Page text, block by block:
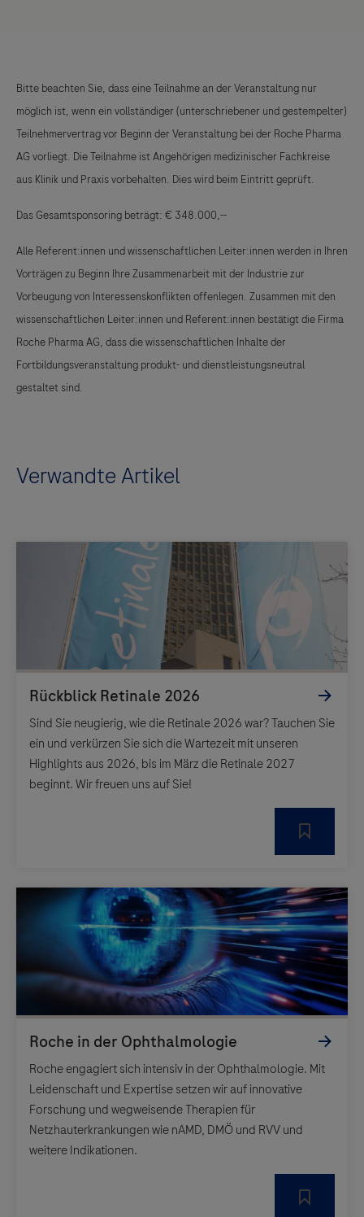
Bitte beachten Sie, dass eine Teilnahme an der Veranstaltung nur
möglich ist, wenn ein vollständiger (unterschriebener und gestempelter)
Teilnehmervertrag vor Beginn der Veranstaltung bei der Roche Pharma
AG vorliegt. Die Teilnahme ist Angehörigen medizinischer Fachkreise
aus Klinik und Praxis vorbehalten. Dies wird beim Eintritt geprüft.
Das Gesamtsponsoring beträgt: € 348.000,--
Alle Referent:innen und wissenschaftlichen Leiter:innen werden in Ihren
Vorträgen zu Beginn Ihre Zusammenarbeit mit der Industrie zur
Vorbeugung von Interessenskonflikten offenlegen. Zusammen mit den
wissenschaftlichen Leiter:innen und Referent:innen bestätigt die Firma
Roche Pharma AG, dass die wissenschaftlichen Inhalte der
Fortbildungsveranstaltung produkt- und dienstleistungsneutral
gestaltet sind.
Verwandte Artikel
Sind Sie neugierig, wie die Retinale 2026 war? Tauchen Sie
ein und verkürzen Sie sich die Wartezeit mit unseren
Highlights aus 2026, bis im März die Retinale 2027
beginnt. Wir freuen uns auf Sie!
Roche engagiert sich intensiv in der Ophthalmologie. Mit
Leidenschaft und Expertise setzen wir auf innovative
Forschung und wegweisende Therapien für
Netzhauterkrankungen wie nAMD, DMÖ und RVV und
weitere Indikationen.